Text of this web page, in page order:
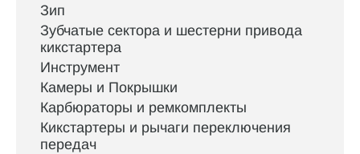
Зип
Зубчатые сектора и шестерни привода
кикстартера
Инструмент
Камеры и Покрышки
Карбюраторы и ремкомплекты
Кикстартеры и рычаги переключения
передач